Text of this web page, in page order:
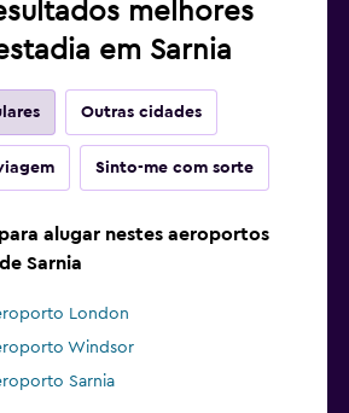
melhores
em Sarnia
Outras cidades
Sinto-me com sorte
alugar nestes aeroportos
Sarnia
London
Windsor
Sarnia